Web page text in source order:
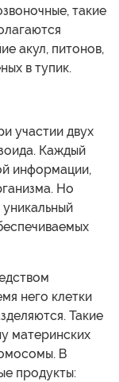
такие
акул, питонов,
в тупик.
участии двух
Каждый
информации,
Но
него клетки
Такие
материнских
В
продукты: